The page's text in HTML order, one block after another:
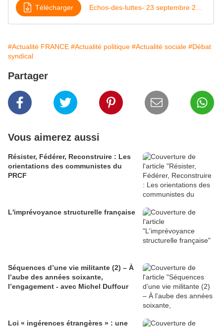
Télécharger
#Actualité FRANCE #Actualité politique #Actualité sociale #Débat
syndical
Partager
Vous aimerez aussi
Résister, Fédérer, Reconstruire : Les
orientations des communistes du
PRCF
L'imprévoyance structurelle française
Séquences d’une vie militante (2) – À
l’aube des années soixante,
l’engagement - avec Michel Duffour
Loi « ingérences étrangères » : une